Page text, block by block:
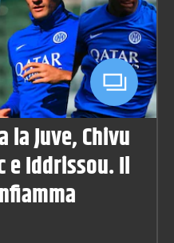
Juve, Chivu
e Iddrissou. Il